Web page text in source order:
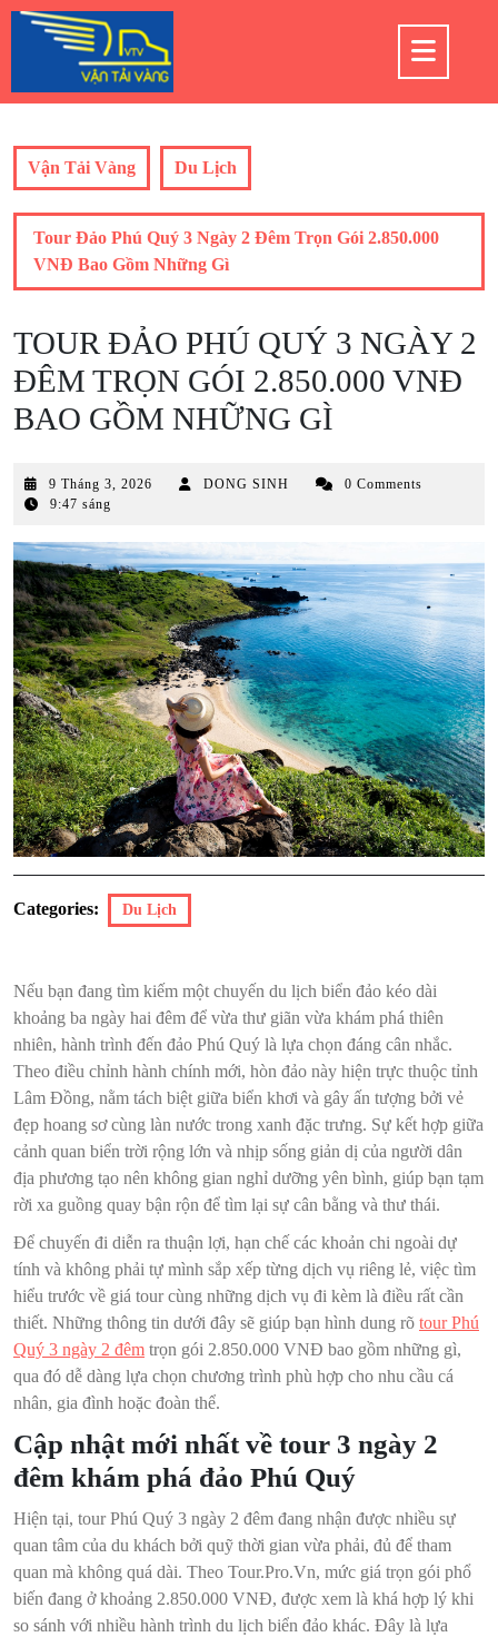
Skip
Vận Tải Vàng Du Lịch
Tour Đảo Phú Quý 3 Ngày 2 Đêm Trọn Gói 2.850.000
VNĐ Bao Gồm Những Gì
TOUR ĐẢO PHÚ QUÝ 3 NGÀY 2
ĐÊM TRỌN GÓI 2.850.000 VNĐ
BAO GỒM NHỮNG GÌ
9 Tháng 3, 2026
2026
DONG SINH
0 Comments
9:47 sáng
Categories: Du Lịch
Nếu bạn đang tìm kiếm một chuyến du lịch biển đảo kéo dài
khoảng ba ngày hai đêm để vừa thư giãn vừa khám phá thiên
nhiên, hành trình đến đảo Phú Quý là lựa chọn đáng cân nhắc.
Theo điều chỉnh hành chính mới, hòn đảo này hiện trực thuộc tỉnh
Lâm Đồng, nằm tách biệt giữa biển khơi và gây ấn tượng bởi vẻ
đẹp hoang sơ cùng làn nước trong xanh đặc trưng. Sự kết hợp giữa
cảnh quan biển trời rộng lớn và nhịp sống giản dị của người dân
địa phương tạo nên không gian nghỉ dưỡng yên bình, giúp bạn tạm
rời xa guồng quay bận rộn để tìm lại sự cân bằng và thư thái.
Để chuyến đi diễn ra thuận lợi, hạn chế các khoản chi ngoài dự
tính và không phải tự mình sắp xếp từng dịch vụ riêng lẻ, việc tìm
hiểu trước về giá tour cùng những dịch vụ đi kèm là điều rất cần
thiết. Những thông tin dưới đây sẽ giúp bạn hình dung rõ tour Phú
Quý 3 ngày 2 đêm trọn gói 2.850.000 VNĐ bao gồm những gì,
qua đó dễ dàng lựa chọn chương trình phù hợp cho nhu cầu cá
nhân, gia đình hoặc đoàn thể.
Cập nhật mới nhất về tour 3 ngày 2
đêm khám phá đảo Phú Quý
Hiện tại, tour Phú Quý 3 ngày 2 đêm đang nhận được nhiều sự
quan tâm của du khách bởi quỹ thời gian vừa phải, đủ để tham
quan mà không quá dài. Theo Tour.Pro.Vn, mức giá trọn gói phổ
biến đang ở khoảng 2.850.000 VNĐ, được xem là khá hợp lý khi
so sánh với nhiều hành trình du lịch biển đảo khác. Đây là lựa